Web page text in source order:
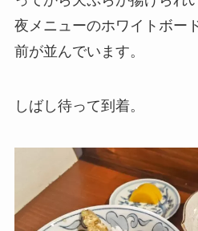
夜メニューのホワイトボー
前が並んでいます。
しばし待って到着。